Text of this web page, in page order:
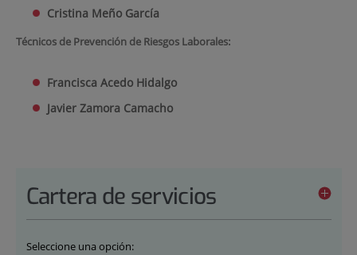
Cristina Meño García
Técnicos de Prevención de Riesgos Laborales:
Francisca Acedo Hidalgo
Javier Zamora Camacho
Cartera de servicios
Seleccione una opción: